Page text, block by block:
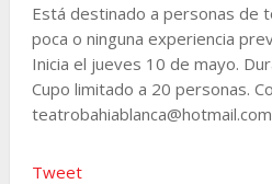
Está destinado a personas de
poca o ninguna experiencia
Inicia el jueves 10 de mayo.
Cupo limitado a 20 personas.
Tweet